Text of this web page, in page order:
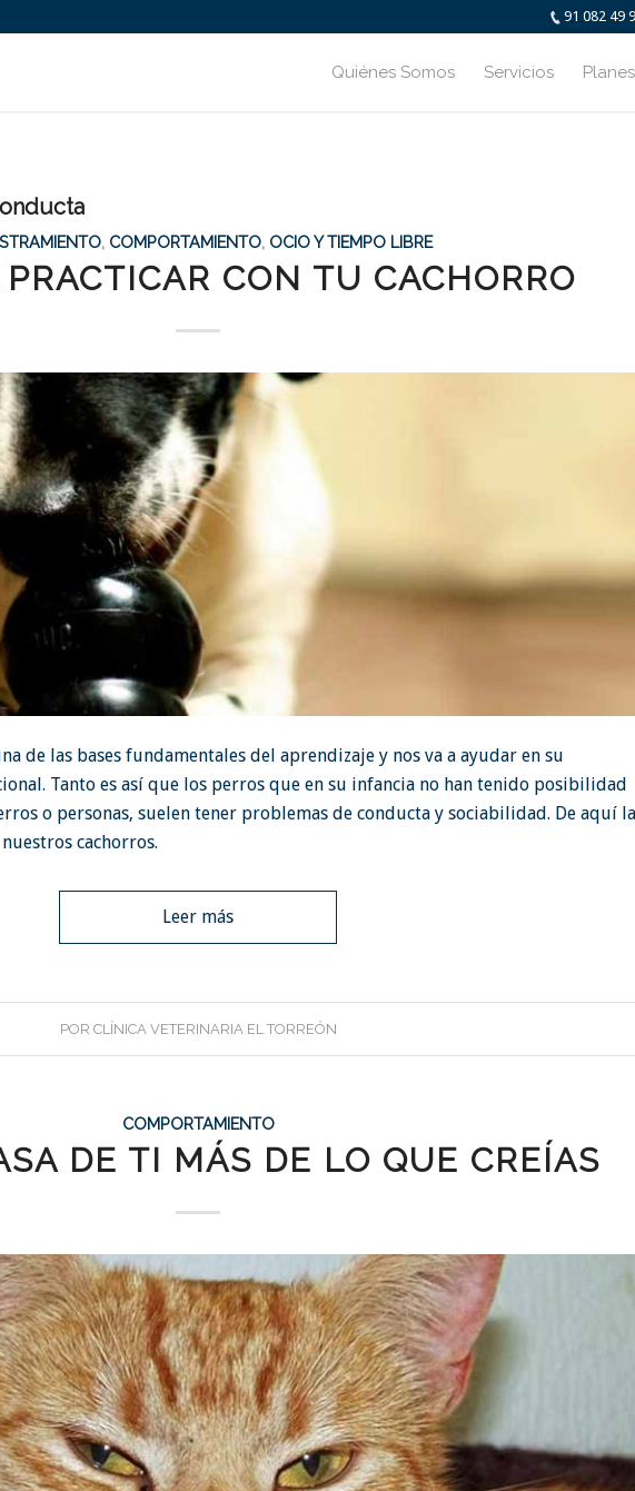
91 082 49
Quiénes Somos Servicios
, COMPORTAMIENTO, OCIO Y TIEMPO LIBRE
CON TU CACHORRO
de las bases fundamentales del aprendizaje y nos va a ayudar en su
Tanto es así que los perros que en su infancia no han tenido posibilidad
o personas, suelen tener problemas de conducta y sociabilidad. De aquí
cachorros.
Leer más
POR CLÍNICA VETERINARIA EL TORREÓN
COMPORTAMIENTO
DE TI MÁS DE LO QUE CREÍAS